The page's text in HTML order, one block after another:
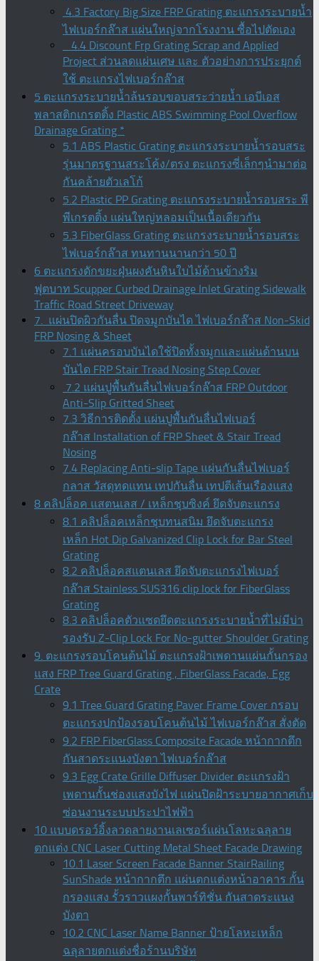
4.3 Factory Big Size FRP Grating ตะแกรงระบายน้ำ
ไฟเบอร์กล๊าส แผ่นใหญ่จากโรงงาน ซื้อไปตัดเอง
4.4 Discount Frp Grating Scrap and Applied
Project ส่วนลดแผ่นเศษ และ ตัวอย่างการประยุกต์
ใช้ ตะแกรงไฟเบอร์กล๊าส
5 ตะแกรงระบายน้ำล้นรอบขอบสระว่ายน้ำ เอบีเอส
พลาสติกเกรตติ้ง Plastic ABS Swimming Pool Overflow
Drainage Grating *
5.1 ABS Plastic Grating ตะแกรงระบายน้ำรอบสระ
รุ่นมาตรฐานสระโค้ง/ตรง ตะแกรงซี่เล็กๆนำมาต่อ
กันคล้ายตัวเลโก้
5.2 Plastic PP Grating ตะแกรงระบายน้ำรอบสระ พี
พีเกรตติ้ง แผ่นใหญ่หลอมเป็นเนื้อเดียวกัน
5.3 FiberGlass Grating ตะแกรงระบายน้ำรอบสระ
ไฟเบอร์กล๊าส ทนทานนานกว่า 50 ปี
6 ตะแกรงดักขยะฝุ่นผงคันหินใบไม้ด้านข้างริม
ฟุตบาท Scupper Curbed Drainage Inlet Grating Sidewalk
Traffic Road Street Driveway
7. แผ่นปิดผิวกันลื่น ปิดจมูกบันได ไฟเบอร์กล๊าส Non-Skid
FRP Nosing & Sheet
7.1 แผ่นครอบบันไดใช้ปิดทั้งจมูกและแผ่นด้านบน
บันได FRP Stair Tread Nosing Step Cover
7.2 แผ่นปูพื้นกันลื่นไฟเบอร์กล๊าส FRP Outdoor
Anti-Slip Gritted Sheet
7.3 วิธีการติดตั้ง แผ่นปูพื้นกันลื่นไฟเบอร์
กล๊าส Installation of FRP Sheet & Stair Tread
Nosing
7.4 Replacing Anti-slip Tape แผ่นกันลื่นไฟเบอร์
กลาส วัสดุทดแทน เทปกันลื่น เทปตีเส้นเรืองแสง
8 คลิปล็อค แสตนเลส / เหล็กชุบซิงค์ ยึดจับตะแกรง
8.1 คลิปล็อคเหล็กชุบทนสนิม ยึดจับตะแกรง
เหล็ก Hot Dip Galvanized Clip Lock for Bar Steel
Grating
8.2 คลิปล็อคสแตนเลส ยึดจับตะแกรงไฟเบอร์
กล๊าส Stainless SUS316 clip lock for FiberGlass
Grating
8.3 คลิปล็อคตัวแซดยึดตะแกรงระบายน้ำที่ไม่มีบ่า
รองรับ Z-Clip Lock For No-gutter Shoulder Grating
9. ตะแกรงรอบโคนต้นไม้ ตะแกรงฝ้าเพดานแผ่นกั้นกรอง
แสง FRP Tree Guard Grating , FiberGlass Facade, Egg
Crate
9.1 Tree Guard Grating Paver Frame Cover กรอบ
ตะแกรงปกป้องรอบโคนต้นไม้ ไฟเบอร์กล๊าส สั่งตัด
9.2 FRP FiberGlass Composite Facade หน้ากากตึก
กันสาดระแนงบังตา ไฟเบอร์กล๊าส
9.3 Egg Crate Grille Diffuser Divider ตะแกรงฝ้า
เพดานกั้นช่องแสงบังไฟ แผ่นปิดฝ้าระบายอากาศเก็บ
ซ่อนงานระบบประปาไฟฟ้า
10 แบบดรอว์อิ้งลวดลายงานเลเซอร์แผ่นโลหะฉลุลาย
ตกแต่ง CNC Laser Cutting Metal Sheet Facade Drawing
10.1 Laser Screen Facade Banner StairRailing
SunShade หน้ากากตึก แผ่นตกแต่งหน้าอาคาร กั้น
กรองแสง รั้วราวแผงกั้นพาร์ทิชั่น กันสาดระแนง
บังตา
10.2 CNC Laser Name Banner ป้ายโลหะเหล็ก
ฉลุลายตกแต่งชื่อร้านบริษัท